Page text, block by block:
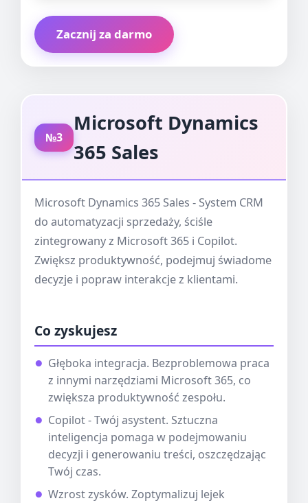
Zacznij za darmo
№3
Microsoft Dynamics
365 Sales
Microsoft Dynamics 365 Sales - System CRM
do automatyzacji sprzedaży, ściśle
zintegrowany z Microsoft 365 i Copilot.
Zwiększ produktywność, podejmuj świadome
decyzje i popraw interakcje z klientami.
Co zyskujesz
Głęboka integracja. Bezproblemowa praca
z innymi narzędziami Microsoft 365, co
zwiększa produktywność zespołu.
Copilot - Twój asystent. Sztuczna
inteligencja pomaga w podejmowaniu
decyzji i generowaniu treści, oszczędzając
Twój czas.
Wzrost zysków. Zoptymalizuj lejek